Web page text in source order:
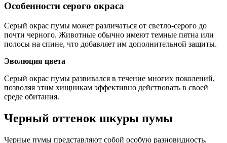
Особенности серого окраса
Серый окрас пумы может различаться от светло-серого до
почти черного. Животные обычно имеют темные пятна или
полосы на спине, что добавляет им дополнительной защиты.
Эволюция цвета
Серый окрас пумы развивался в течение многих поколений,
позволяя этим хищникам эффективно действовать в своей
среде обитания.
Черный оттенок шкуры пумы
Черные пумы представляют собой особую разновидность,